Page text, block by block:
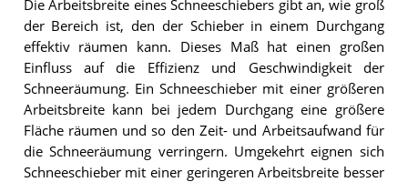
Die Arbeitsbreite eines Schneeschiebers gibt an, wie groß
der Bereich ist, den der Schieber in einem Durchgang
effektiv räumen kann. Dieses Maß hat einen großen
Einfluss auf die Effizienz und Geschwindigkeit der
Schneeräumung. Ein Schneeschieber mit einer größeren
Arbeitsbreite kann bei jedem Durchgang eine größere
Fläche räumen und so den Zeit- und Arbeitsaufwand für
die Schneeräumung verringern. Umgekehrt eignen sich
Schneeschieber mit einer geringeren Arbeitsbreite besser